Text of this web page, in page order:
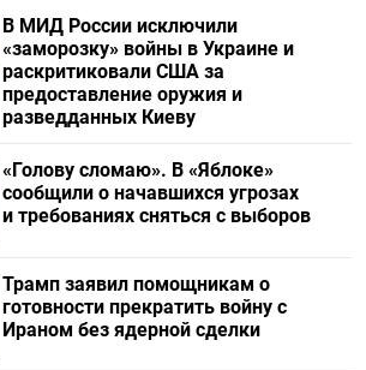
В МИД России исключили
«заморозку» войны в Украине и
раскритиковали США за
предоставление оружия и
разведданных Киеву
«Голову сломаю». В «Яблоке»
сообщили о начавшихся угрозах
и требованиях сняться с выборов
Трамп заявил помощникам о
готовности прекратить войну с
Ираном без ядерной сделки